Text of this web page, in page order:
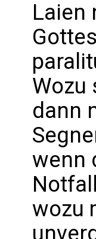
Laien
Wozu
dann
wenn
wozu